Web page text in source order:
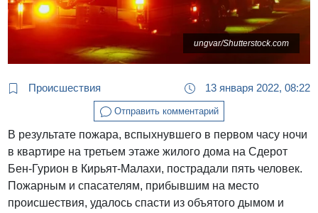
ungvar/Shutterstock.com
Происшествия 13 января 2022, 08:22
Отправить комментарий
В результате пожара, вспыхнувшего в первом часу ночи
в квартире на третьем этаже жилого дома на Сдерот
Бен-Гурион в Кирьят-Малахи, пострадали пять человек.
Пожарным и спасателям, прибывшим на место
происшествия, удалось спасти из объятого дымом и